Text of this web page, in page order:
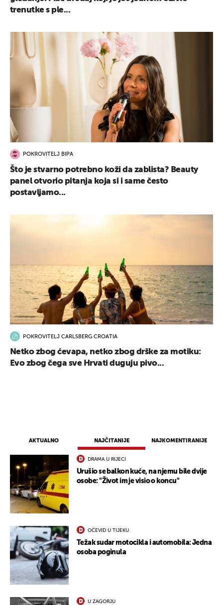
AKTUALNO NAJČITANIJE NAJKOMENTIRANIJE
DRAMA U RIJECI
Urušio se balkon kuće, na njemu bile dvije
osobe: "Život im je visio o koncu"
OČEVID U TIJEKU
Težak sudar motocikla i automobila: Jedna
osoba poginula
U ZAGORJU
trenutke s ple...
POKROVITELJ BIPA
Što je stvarno potrebno koži da zablista? Beauty
panel otvorio pitanja koja si i same često
postavljamo...
POKROVITELJ CARLSBERG CROATIA
Netko zbog ćevapa, netko zbog drške za motiku:
Evo zbog čega sve Hrvati duguju pivo...